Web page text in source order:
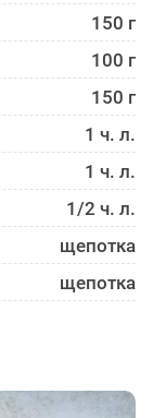
150 г
100 г
150 г
1 ч. л.
1 ч. л.
1/2 ч. л.
щепотка
щепотка